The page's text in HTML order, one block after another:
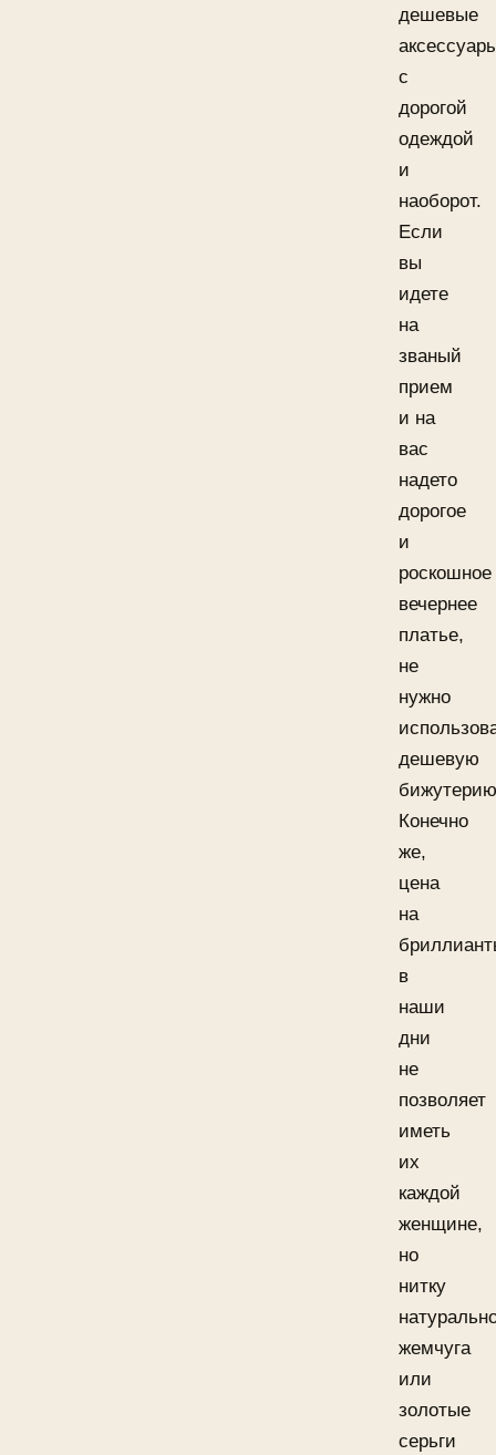
дешевые
с
дорогой
одеждой
и
наоборот.
Если
вы
идете
на
званый
прием
и на
вас
надето
дорогое
и
роскошное
вечернее
платье,
не
нужно
дешевую
Конечно
же,
цена
на
в
наши
дни
не
позволяет
иметь
их
каждой
женщине,
но
нитку
жемчуга
или
золотые
серьги